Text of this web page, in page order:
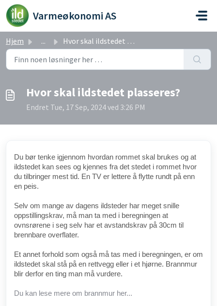
Gå til hovedinnhold
Varmeøkonomi AS
Hjem ... Hvor skal ildstedet plasseres?
Hvor skal ildstedet plasseres?
Endret Tue, 17 Sep, 2024 ved 3:26 PM
Du bør tenke igjennom hvordan rommet skal brukes og at
ildstedet kan sees og kjennes fra det stedet i rommet hvor
du tilbringer mest tid. En TV er lettere å flytte rundt på enn
en peis.
Selv om mange av dagens ildsteder har meget snille
oppstillingskrav, må man ta med i beregningen at
ovnsrørene i seg selv har et avstandskrav på 30cm til
brennbare overflater.
Et annet forhold som også må tas med i beregningen, er om
ildstedet skal stå på en rettvegg eller i et hjørne. Brannmur
blir derfor en ting man må vurdere.
Du kan lese mere om brannmur her...